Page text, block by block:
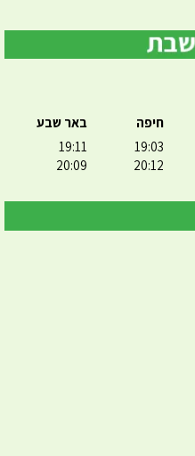
חיפה
19:03
20:12
באר שבע
19:11
20:09